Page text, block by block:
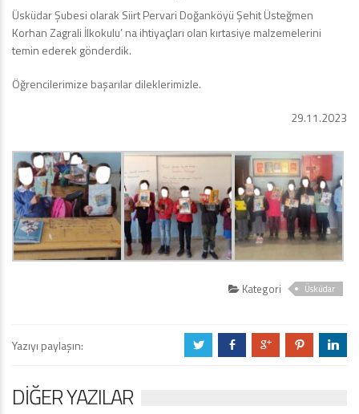
Üsküdar Şubesi olarak Siirt Pervari Doğanköyü Şehit Üsteğmen
Korhan Zagrali İlkokulu’ na ihtiyaçları olan kırtasiye malzemelerini
temin ederek gönderdik.
Öğrencilerimize başarılar dileklerimizle.
29.11.2023
Kategori Üsküdar
Yazıyı paylaşın: a b c d j
DIĞER YAZILAR